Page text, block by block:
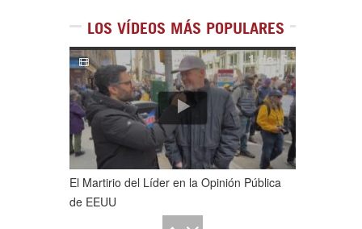
LOS VÍDEOS MÁS POPULARES
1de5
El Martirio del Líder en la Opinión Pública
de EEUU